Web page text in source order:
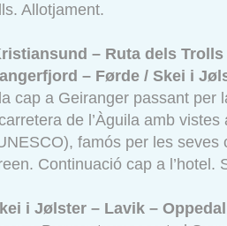
Allotjament.
– Ruta dels Trolls
– Førde / Skei i
cap a Geiranger passant per
de l’Àguila amb
famós per les
Continuació cap a l’hotel.
i Jølster – Lavik –